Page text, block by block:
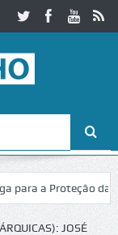
a Proteção da
de Cerveira
JOSÉ